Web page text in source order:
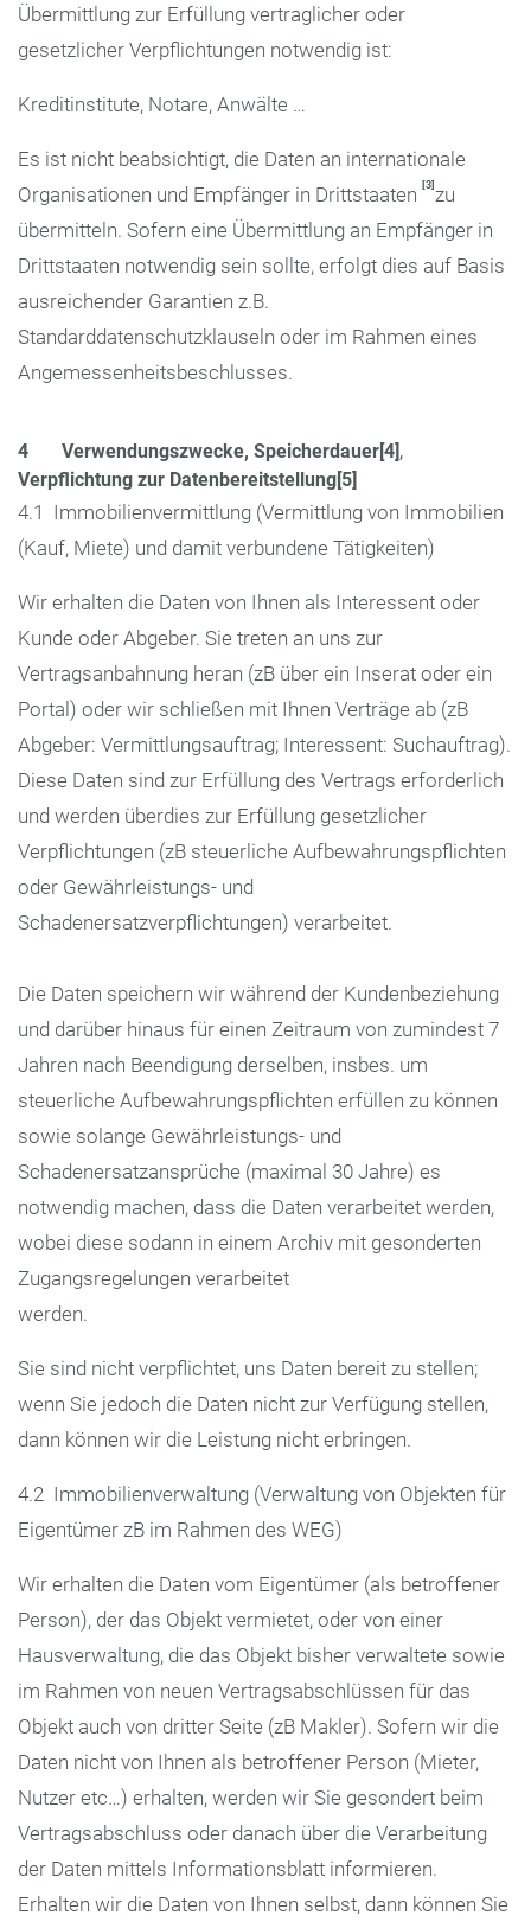
Übermittlung zur Erfüllung vertraglicher oder
gesetzlicher Verpflichtungen notwendig ist:
Kreditinstitute, Notare, Anwälte …
Es ist nicht beabsichtigt, die Daten an internationale
Organisationen und Empfänger in Drittstaaten [3]zu
übermitteln. Sofern eine Übermittlung an Empfänger in
Drittstaaten notwendig sein sollte, erfolgt dies auf Basis
ausreichender Garantien z.B.
Standarddatenschutzklauseln oder im Rahmen eines
Angemessenheitsbeschlusses.
4 Verwendungszwecke, Speicherdauer[4],
Verpflichtung zur Datenbereitstellung[5]
4.1 Immobilienvermittlung (Vermittlung von Immobilien
(Kauf, Miete) und damit verbundene Tätigkeiten)
Wir erhalten die Daten von Ihnen als Interessent oder
Kunde oder Abgeber. Sie treten an uns zur
Vertragsanbahnung heran (zB über ein Inserat oder ein
Portal) oder wir schließen mit Ihnen Verträge ab (zB
Abgeber: Vermittlungsauftrag; Interessent: Suchauftrag).
Diese Daten sind zur Erfüllung des Vertrags erforderlich
und werden überdies zur Erfüllung gesetzlicher
Verpflichtungen (zB steuerliche Aufbewahrungspflichten
oder Gewährleistungs- und
Schadenersatzverpflichtungen) verarbeitet.
Die Daten speichern wir während der Kundenbeziehung
und darüber hinaus für einen Zeitraum von zumindest 7
Jahren nach Beendigung derselben, insbes. um
steuerliche Aufbewahrungspflichten erfüllen zu können
sowie solange Gewährleistungs- und
Schadenersatzansprüche (maximal 30 Jahre) es
notwendig machen, dass die Daten verarbeitet werden,
wobei diese sodann in einem Archiv mit gesonderten
Zugangsregelungen verarbeitet
werden.
Sie sind nicht verpflichtet, uns Daten bereit zu stellen;
wenn Sie jedoch die Daten nicht zur Verfügung stellen,
dann können wir die Leistung nicht erbringen.
4.2 Immobilienverwaltung (Verwaltung von Objekten für
Eigentümer zB im Rahmen des WEG)
Wir erhalten die Daten vom Eigentümer (als betroffener
Person), der das Objekt vermietet, oder von einer
Hausverwaltung, die das Objekt bisher verwaltete sowie
im Rahmen von neuen Vertragsabschlüssen für das
Objekt auch von dritter Seite (zB Makler). Sofern wir die
Daten nicht von Ihnen als betroffener Person (Mieter,
Nutzer etc…) erhalten, werden wir Sie gesondert beim
Vertragsabschluss oder danach über die Verarbeitung
der Daten mittels Informationsblatt informieren.
Erhalten wir die Daten von Ihnen selbst, dann können Sie